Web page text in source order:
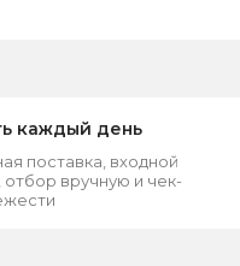
каждый день
поставка, входной
отбор вручную и чек-